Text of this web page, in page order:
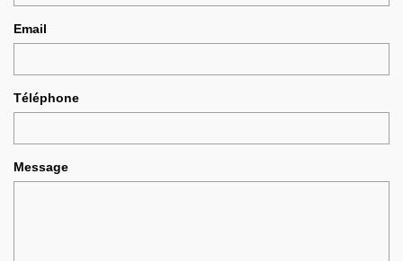
Email
Téléphone
Message